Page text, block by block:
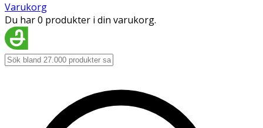
Varukorg
Du har 0 produkter i din varukorg.